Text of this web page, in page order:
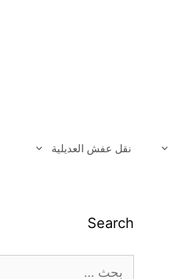
نقل عفش العديلية
Search